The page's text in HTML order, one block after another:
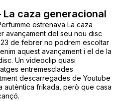
La caza generacional
estrenava La caza
avançament del seu nou disc
23 de febrer no podrem escoltar
aquest avançament i el de la
Un videoclip quasi
entremesclades
descarregades de Youtube
autèntica frikada, però que casa